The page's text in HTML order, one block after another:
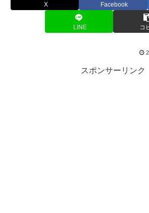
X Facebook
LINE コ
スポンサーリンク